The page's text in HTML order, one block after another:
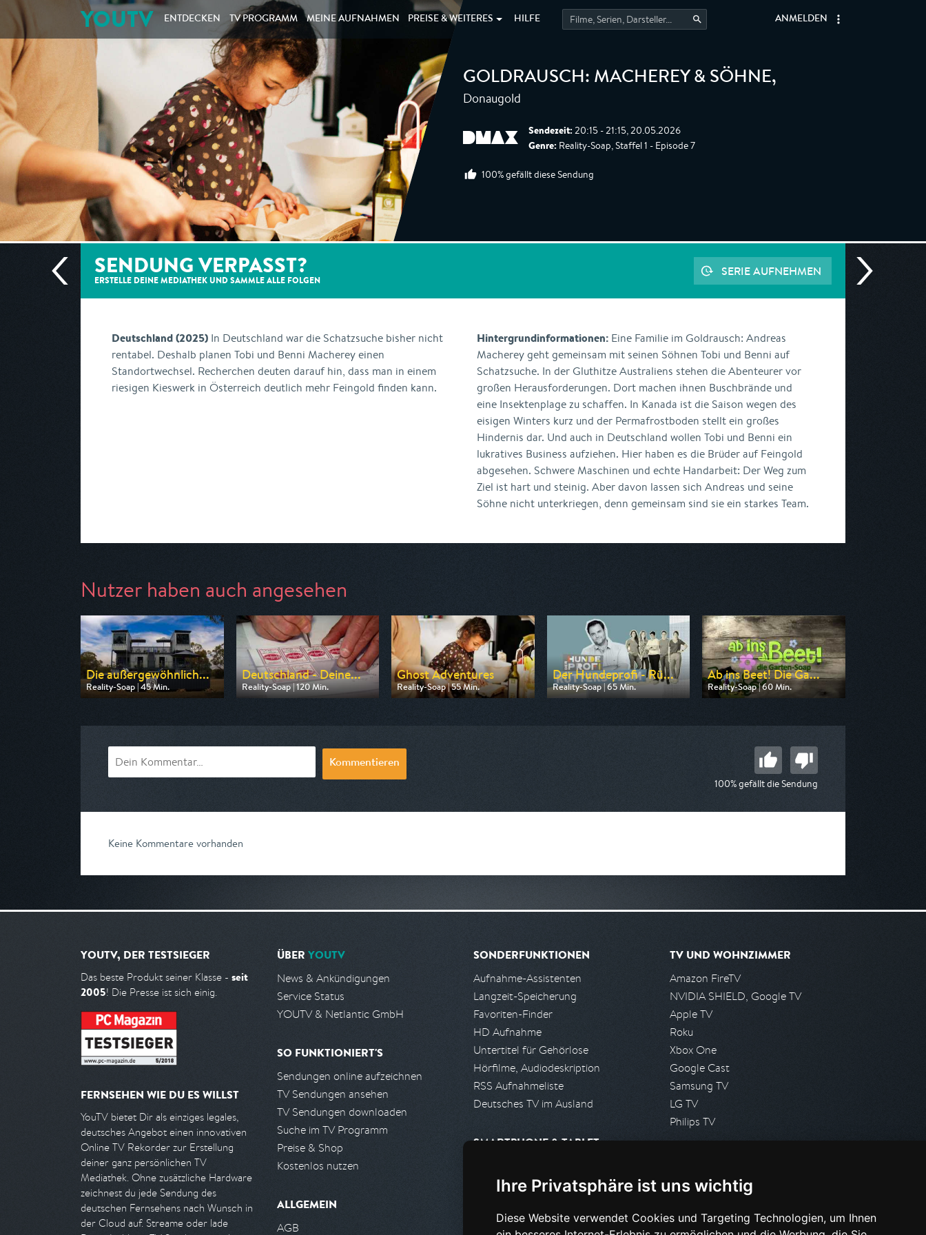
Ihre Privatsphäre ist uns wichtig
Diese Website verwendet Cookies und Targeting Technologien, um Ihnen
YOUTV ENTDECKEN TV PROGRAMM MEINE AUFNAHMEN PREISE &WEITERES HILFE ANMELDEN
GOLDRAUSCH: MACHEREY & SÖHNE,
Donaugold
Sendezeit: 20:15 - 21:15, 20.05.2026
Genre: Reality-Soap, Staffel 1 - Episode 7
100% gefällt diese Sendung
SENDUNG VERPASST?
ERSTELLE DEINE MEDIATHEK UND SAMMLE ALLE FOLGEN
SERIE AUFNEHMEN
Deutschland (2025) In Deutschland war die Schatzsuche bisher nicht
rentabel. Deshalb planen Tobi und Benni Macherey einen
Standortwechsel. Recherchen deuten darauf hin, dass man in einem
riesigen Kieswerk in Österreich deutlich mehr Feingold finden kann.
Hintergrundinformationen: Eine Familie im Goldrausch: Andreas
Macherey geht gemeinsam mit seinen Söhnen Tobi und Benni auf
Schatzsuche. In der Gluthitze Australiens stehen die Abenteurer vor
großen Herausforderungen. Dort machen ihnen Buschbrände und
eine Insektenplage zu schaffen. In Kanada ist die Saison wegen des
eisigen Winters kurz und der Permafrostboden stellt ein großes
Hindernis dar. Und auch in Deutschland wollen Tobi und Benni ein
lukratives Business aufziehen. Hier haben es die Brüder auf Feingold
abgesehen. Schwere Maschinen und echte Handarbeit: Der Weg zum
Ziel ist hart und steinig. Aber davon lassen sich Andreas und seine
Söhne nicht unterkriegen, denn gemeinsam sind sie ein starkes Team.
Nutzer haben auch angesehen
Die außergewöhnlich...
Reality-Soap | 45 Min.
Ausgestrahlt von ZDF
Deutschland - Deine...
Reality-Soap | 120 Min.
Ausgestrahlt von RTLZWEI
Ghost Adventures
Reality-Soap | 55 Min.
Ausgestrahlt von Tele 5
Der Hundeprofi - Rü...
Reality-Soap | 65 Min.
Ausgestrahlt von VOX
Ab ins Beet! Die Ga...
Reality-Soap | 60 Min.
Ausgestrahlt von VOX
Kommentieren
100% gefällt die Sendung
Keine Kommentare vorhanden
YOUTV, DER TESTSIEGER
Das beste Produkt seiner Klasse - seit
2005! Die Presse ist sich einig.
FERNSEHEN WIE DU ES WILLST
YouTV bietet Dir als einziges legales,
deutsches Angebot einen innovativen
Online TV Rekorder zur Erstellung
deiner ganz persönlichen TV
Mediathek. Ohne zusätzliche Hardware
zeichnest du jede Sendung des
deutschen Fernsehens nach Wunsch in
der Cloud auf. Streame oder lade
ÜBER YOUTV
News & Ankündigungen
Service Status
YOUTV & Netlantic GmbH
SO FUNKTIONIERT'S
Sendungen online aufzeichnen
TV Sendungen ansehen
TV Sendungen downloaden
Suche im TV Programm
Preise & Shop
Kostenlos nutzen
ALLGEMEIN
AGB
SONDERFUNKTIONEN
Aufnahme-Assistenten
Langzeit-Speicherung
Favoriten-Finder
HD Aufnahme
Untertitel für Gehörlose
Hörfilme, Audiodeskription
RSS Aufnahmeliste
Deutsches TV im Ausland
SMARTPHONE & TABLET
Android App
PARTNER
TV UND WOHNZIMMER
Amazon FireTV
NVIDIA SHIELD, Google TV
Apple TV
Roku
Xbox One
Google Cast
Samsung TV
LG TV
Philips TV
Presseanfrage stellen